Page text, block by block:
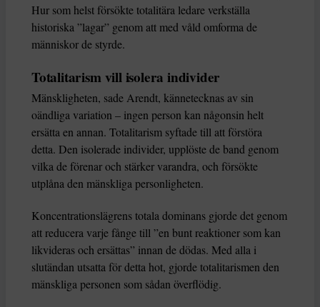
Hur som helst försökte totalitära ledare verkställa
historiska ”lagar” genom att med våld omforma de
människor de styrde.
Totalitarism vill isolera individer
Mänskligheten, sade Arendt, kännetecknas av sin
oändliga variation – ingen person kan någonsin helt
ersätta en annan. Totalitarism syftade till att förstöra
detta. Den isolerade individer, upplöste de band genom
vilka de förenar och stärker varandra, och försökte
utplåna den mänskliga personligheten.
Koncentrationslägrens totala dominans gjorde det genom
att reducera varje fånge till ”en bunt reaktioner som kan
likvideras och ersättas” innan de dödas. Med alla i
slutändan utsatta för detta hot, gjorde totalitarismen den
mänskliga personen som sådan överflödig.